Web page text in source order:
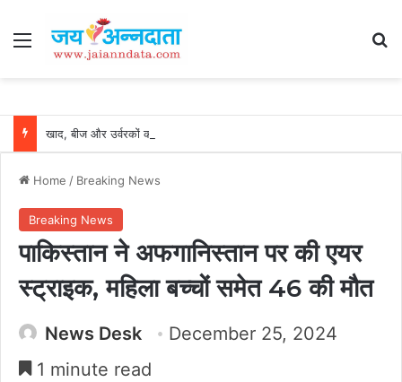
Menu
Home / Breaking News
Breaking News
पाकिस्तान ने अफगानिस्तान पर की एयर
स्ट्राइक, महिला बच्चों समेत 46 की मौत
News Desk
December 25, 2024
1 minute read